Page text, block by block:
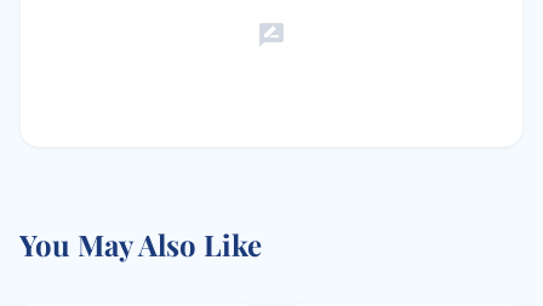
rate_review
You May Also Like